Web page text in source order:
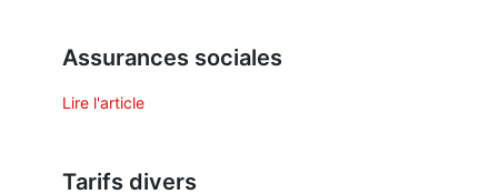
Assurances sociales
Lire l'article
Tarifs divers